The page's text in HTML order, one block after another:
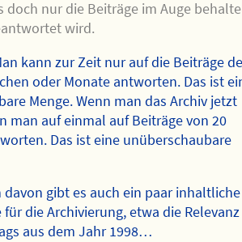
doch nur die Beiträge im Auge
wird.
kann zur Zeit nur auf die Beiträge
oder Monate antworten. Das ist
Menge. Wenn man das Archiv jetzt
man auf einmal auf Beiträge von 20
Das ist eine unüberschaubare
davon gibt es auch ein paar inhaltliche
die Archivierung, etwa die Relevanz
aus dem Jahr 1998…